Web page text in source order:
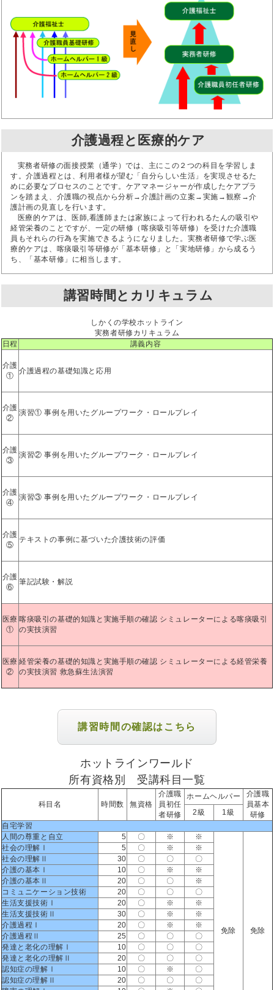
介護過程と医療的ケア
実務者研修の面接授業（通学）では、主にこの２つの科目を学習しま
す。介護過程とは、利用者様が望む「自分らしい生活」を実現させるた
めに必要なプロセスのことです。ケアマネージャーが作成したケアプラ
ンを踏まえ、介護職の視点から分析→介護計画の立案→実施→観察→介
護計画の見直しを行います。
医療的ケアは、医師,看護師または家族によって行われるたんの吸引や
経管栄養のことですが、一定の研修（喀痰吸引等研修）を受けた介護職
員もそれらの行為を実施できるようになりました。実務者研修で学ぶ医
療的ケアは、喀痰吸引等研修が「基本研修」と「実地研修」から成るう
ち、「基本研修」に相当します。
講習時間とカリキュラム
しかくの学校ホットライン
実務者研修カリキュラム
日程
講義内容
介護
①
介護過程の基礎知識と応用
介護
②
演習① 事例を用いたグループワーク・ロールプレイ
介護
③
演習② 事例を用いたグループワーク・ロールプレイ
介護
④
演習③ 事例を用いたグループワーク・ロールプレイ
介護
⑤
テキストの事例に基づいた介護技術の評価
介護
⑥
筆記試験・解説
医療
①
喀痰吸引の基礎的知識と実施手順の確認 シミュレーターによる喀痰吸引
の実技演習
医療
②
経管栄養の基礎的知識と実施手順の確認 シミュレーターによる経管栄養
の実技演習 救急蘇生法演習
講習時間の確認はこちら
ホットラインワールド
所有資格別 受講科目一覧
科目名 時間数 無資格
介護職
員初任
者研修
ホームヘルパー
介護職
員基本
研修
2級
1級
自宅学習
人間の尊重と自立
5 〇 ※ ※
免除 免除
社会の理解Ⅰ 5 〇 ※
※
社会の理解Ⅱ
30 〇 〇
〇
介護の基本Ⅰ
10 〇 ※
※
介護の基本Ⅱ
20 〇 〇
※
コミュニケーション技術
20 〇 〇
〇
生活支援技術Ⅰ
20 〇 ※
※
生活支援技術Ⅱ
30 〇 ※
※
介護過程Ⅰ
20 〇 ※
※
介護過程Ⅱ
25 〇 〇
〇
発達と老化の理解Ⅰ
10 〇 〇
〇
発達と老化の理解Ⅱ
20 〇 〇
〇
認知症の理解Ⅰ
10 〇 ※
〇
認知症の理解Ⅱ
20 〇 〇
〇